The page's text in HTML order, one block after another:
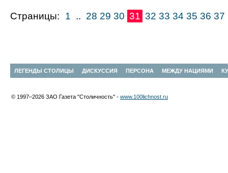
Страницы: 1 .. 28 29 30 31 32 33 34 35 36 37
ЛЕГЕНДЫ СТОЛИЦЫ ДИСКУССИЯ ПЕРСОНА МЕЖДУ НАЦИЯМИ
© 1997–2026 ЗАО Газета "Столичность" - www.100lichnost.ru